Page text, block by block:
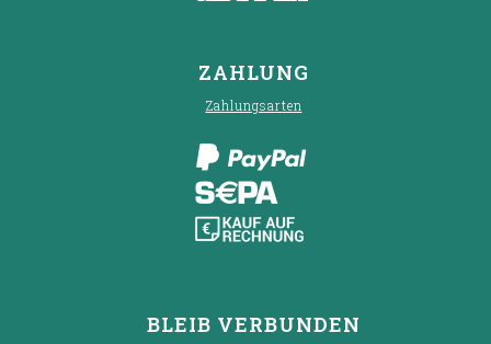
ZAHLUNG
Zahlungsarten
BLEIB VERBUNDEN